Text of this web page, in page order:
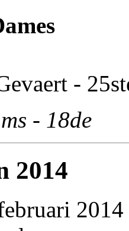
-
- 18de
2014
2014